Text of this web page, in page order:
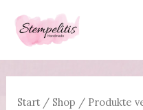
Inhalt
springen
Start/ Shop / Produkte